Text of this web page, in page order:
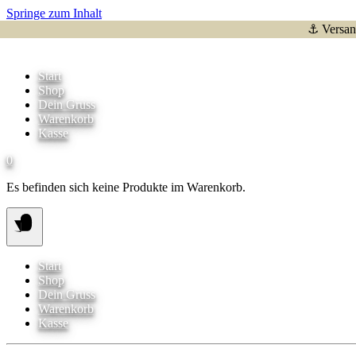
Springe zum Inhalt
⚓
Start
Shop
Dein Gruss
Warenkorb
Kasse
0
Es befinden sich keine Produkte im Warenkorb.
Start
Shop
Dein Gruss
Warenkorb
Kasse